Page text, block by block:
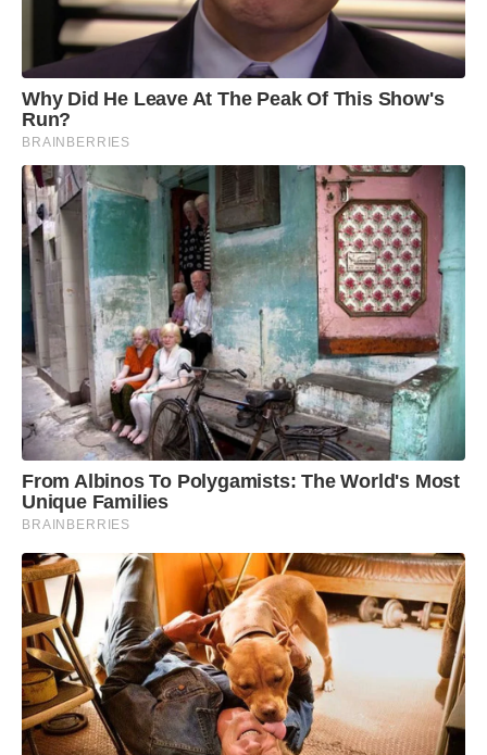
Why Did He Leave At The Peak Of This Show's
Run?
BRAINBERRIES
From Albinos To Polygamists: The World's Most
Unique Families
BRAINBERRIES